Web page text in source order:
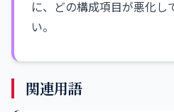
に、どの構成項目が悪化し
い。
関連用語